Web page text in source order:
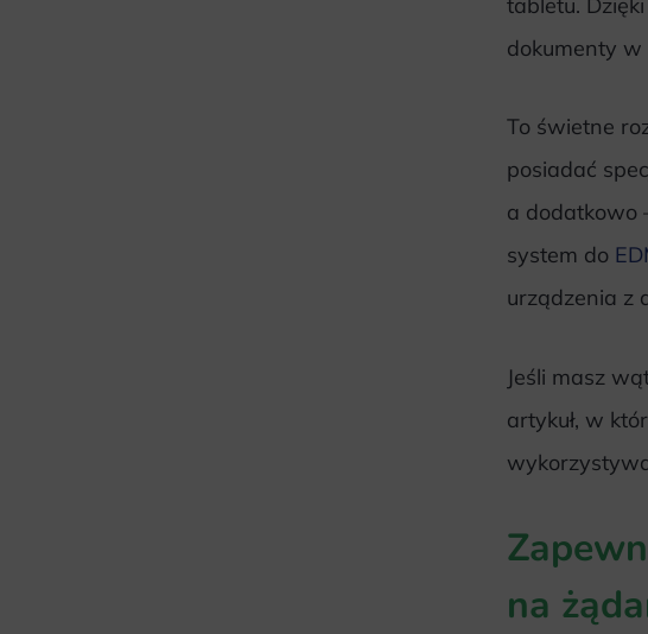
dokumenty w
To świetne
posiadać
a dodatkowo
system do
urządzenia z
Jeśli masz
artykuł, w
na